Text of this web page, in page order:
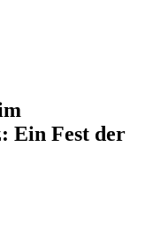
Ein Fest der